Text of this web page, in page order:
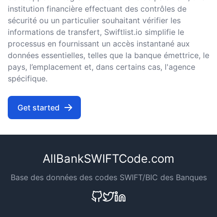
institution financière effectuant des contrôles de
sécurité ou un particulier souhaitant vérifier les
informations de transfert, Swiftlist.io simplifie le
processus en fournissant un accès instantané aux
données essentielles, telles que la banque émettrice, le
pays, l’emplacement et, dans certains cas, l'agence
spécifique.
Get started
AllBankSWIFTCode.com
Base des données des codes SWIFT/BIC des Banques